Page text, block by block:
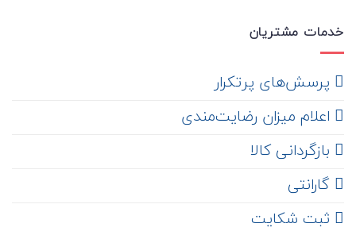
خدمات مشتریان
‌ پرسش‌های پرتکرار
اعلام میزان رضایت‌مندی
‌ بازگردانی کالا
گارانتی
ثبت شکایت